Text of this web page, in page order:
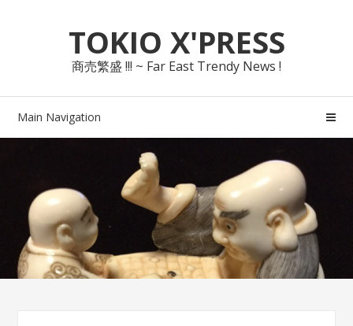
navigationTOKIO X'PRESS
商売繁盛 !!! ~ Far East Trendy News !
Main Navigation